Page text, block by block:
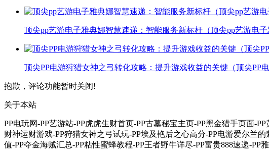
顶尖pp艺游电子雅典娜智慧速递：智能服务新标杆（顶尖pp艺游电子
顶尖PP电游狩猎女神之弓转化攻略：提升游戏收益的关键（顶尖PP
抱歉，评论功能暂时关闭!
关于本站
PP电玩网-PP艺游站-PP虎虎生财首页-PP古墓秘宝主页-PP黑金猎手页面-
财神运财游戏-PP狩猎女神之弓试玩-PP埃及艳后之心高分-PP电游爱尔兰
值-PP夺金海贼汇总-PP粘性蜜蜂教程-PP王者野牛详尽-PP富贵888速递-PP